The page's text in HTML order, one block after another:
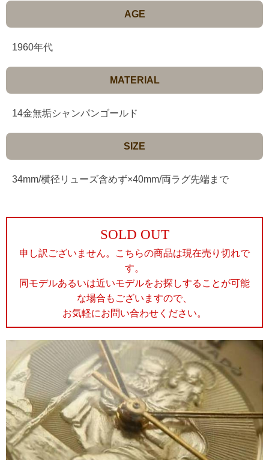
AGE
1960年代
MATERIAL
14金無垢シャンパンゴールド
SIZE
34mm/横径リューズ含めず×40mm/両ラグ先端まで
SOLD OUT
申し訳ございません。こちらの商品は現在売り切れで
す。
同モデルあるいは近いモデルをお探しすることが可能
な場合もございますので、
お気軽にお問い合わせください。